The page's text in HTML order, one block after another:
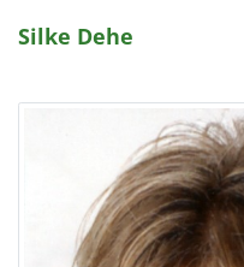
Silke Dehe